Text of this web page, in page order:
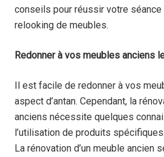
conseils pour réussir votre
relooking de meubles.
Redonner à vos meubles anciens
Il est facile de redonner à vos
aspect d’antan. Cependant, la
anciens nécessite quelques
l’utilisation de produits spécifiques.
La rénovation d’un meuble ancien